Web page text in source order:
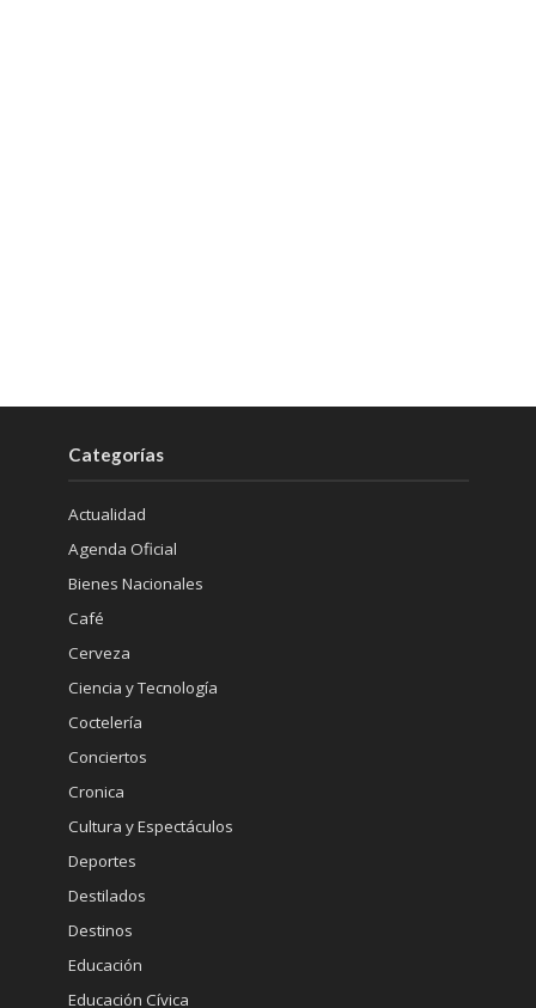
Categorías
Actualidad
Agenda Oficial
Bienes Nacionales
Café
Cerveza
Ciencia y Tecnología
Coctelería
Conciertos
Cronica
Cultura y Espectáculos
Deportes
Destilados
Destinos
Educación
Educación Cívica